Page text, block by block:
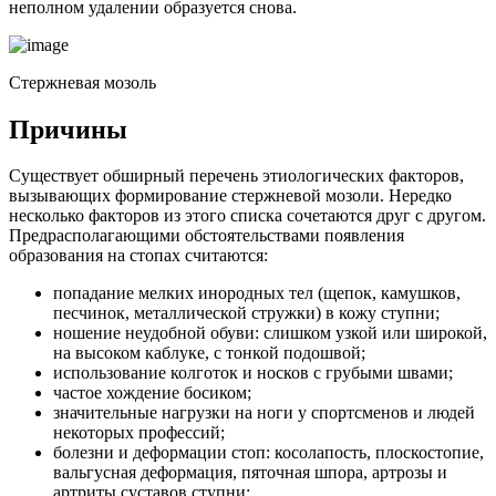
неполном удалении образуется снова.
Стержневая мозоль
Причины
Существует обширный перечень этиологических факторов,
вызывающих формирование стержневой мозоли. Нередко
несколько факторов из этого списка сочетаются друг с другом.
Предрасполагающими обстоятельствами появления
образования на стопах считаются:
попадание мелких инородных тел (щепок, камушков,
песчинок, металлической стружки) в кожу ступни;
ношение неудобной обуви: слишком узкой или широкой,
на высоком каблуке, с тонкой подошвой;
использование колготок и носков с грубыми швами;
частое хождение босиком;
значительные нагрузки на ноги у спортсменов и людей
некоторых профессий;
болезни и деформации стоп: косолапость, плоскостопие,
вальгусная деформация, пяточная шпора, артрозы и